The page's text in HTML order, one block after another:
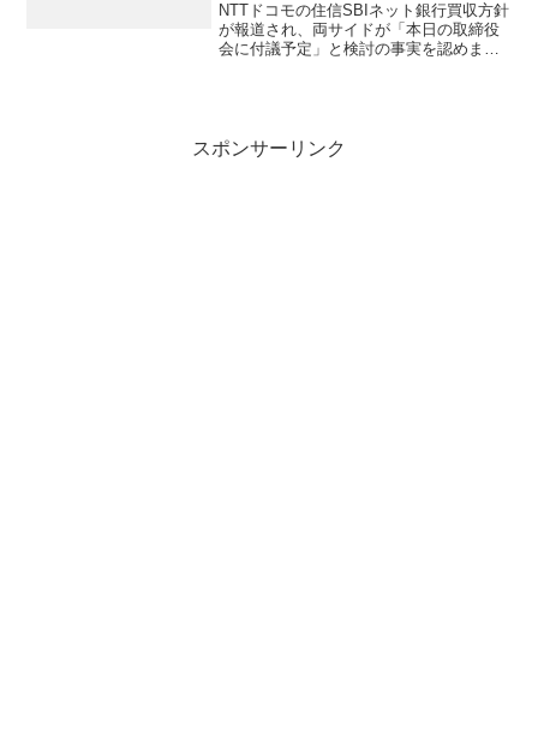
NTTドコモの住信SBIネット銀行買収方針
が報道され、両サイドが「本日の取締役
会に付議予定」と検討の事実を認めまし
スポンサーリンク